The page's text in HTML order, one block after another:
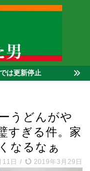
は更新停止
うどんがや
すぎる件。家
なるなぁ
日 / 2019年3月29日